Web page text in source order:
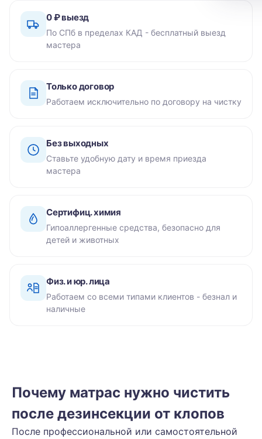
0 ₽ выезд
По СПб в пределах КАД - бесплатный выезд
мастера
Только договор
Работаем исключительно по договору на чистку
Без выходных
Ставьте удобную дату и время приезда
мастера
Сертифиц. химия
Гипоаллергенные средства, безопасно для
детей и животных
Физ. и юр. лица
Работаем со всеми типами клиентов - безнал и
наличные
Почему матрас нужно чистить
после дезинсекции от клопов
После профессиональной или самостоятельной